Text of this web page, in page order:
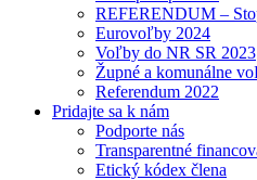
REFERENDUM –
Eurovoľby 2024
Voľby do NR SR 2023
Župné a komunálne
Referendum 2022
Pridajte sa k nám
Podporte nás
Transparentné
Etický kódex člena